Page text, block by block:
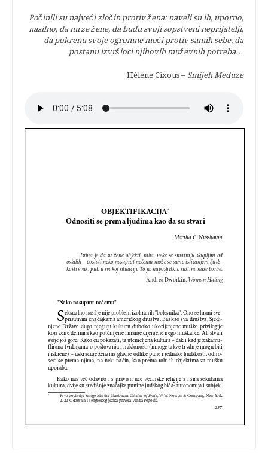
Počinili su najveći zločin protiv žena: naveli su ih, uporno,
nasilno, da mrze žene, da budu svoji sopstveni neprijatelji,
da pokrenu svoje ogromne moći protiv samih sebe, da
postanu izvršioci njihovih muževnih potreba…
Hélène Cixous – Smijeh Meduze